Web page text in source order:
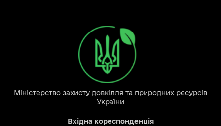
Міністерство захисту довкілля та природних ресурсів
України
Вхідна кореспонденція